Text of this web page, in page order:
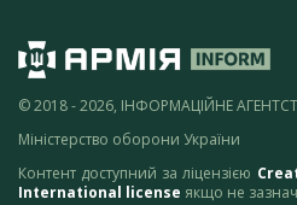
© 2018 - 2026, ІНФОРМАЦІЙНЕ
Міністерство оборони України
Контент доступний за ліцензією
International license якщо не